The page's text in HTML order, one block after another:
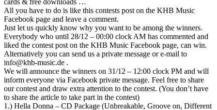
All you have to do is like this contests post on the KHB Music
Facebook page and leave a comment.
Just let us quickly know why you want to be among the winners.
Everybody who until 28/12 – 00:00 clock AM has commented and
liked the contest post on the KHB Music Facebook page, can win.
Alternatively you can send us a private message or e-mail to
info@khb-music.de .
We will announce the winners on 31/12 – 12:00 clock PM and will
inform everyone via Facebook private message. Feel free to share
our contest and draw extra attention to the contest. (You don’t have
to share the article to take part in the contest)
1.) Hella Donna – CD Package (Unbreakable, Groove on, Different